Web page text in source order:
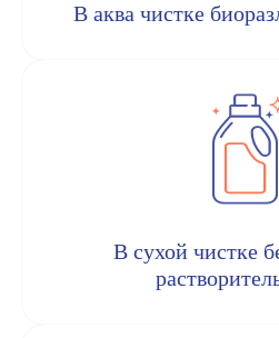
В аква чистке
В сухой чистке